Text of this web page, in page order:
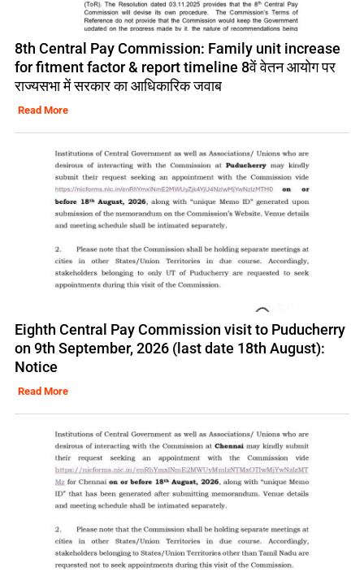
8th Central Pay Commission: Family unit increase
for fitment factor & report timeline 8वें वेतन आयोग पर
राज्यसभा में सरकार का आधिकारिक जवाब
Read More
Eighth Central Pay Commission visit to Puducherry
on 9th September, 2026 (last date 18th August):
Notice
Read More